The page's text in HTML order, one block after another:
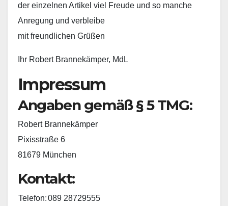
der einzelnen Artikel viel Freude und so manche
Anregung und verbleibe
mit freundlichen Grüßen
Ihr Robert Brannekämper, MdL
Impressum
Angaben gemäß § 5 TMG:
Robert Brannekämper
Pixisstraße 6
81679 München
Kontakt:
Telefon:089 28729555